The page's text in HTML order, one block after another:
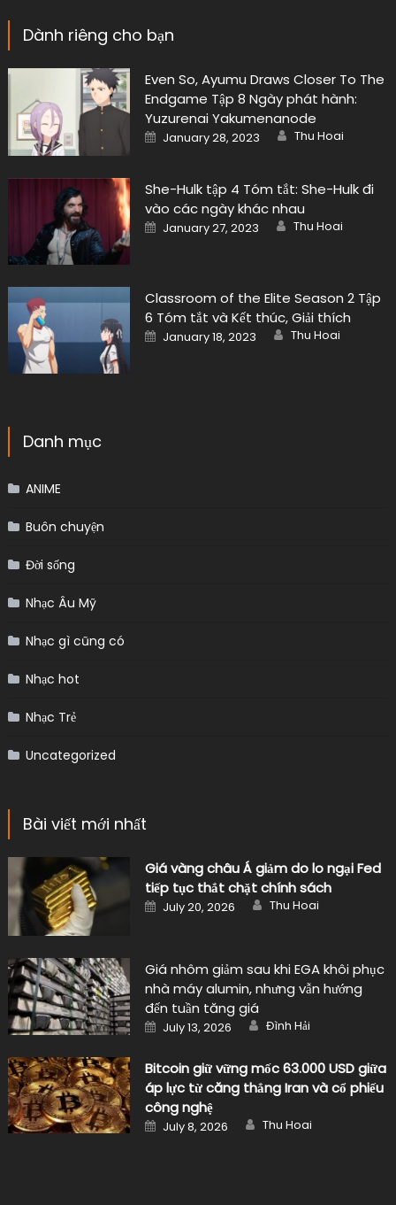
Dành riêng cho bạn
Even So, Ayumu Draws Closer To The
Endgame Tập 8 Ngày phát hành:
Yuzurenai Yakumenanode
Posted
on
January 28, 2023 Author
Thu Hoai
She-Hulk tập 4 Tóm tắt: She-Hulk đi
vào các ngày khác nhau
Posted
on
January 27, 2023 Author
Thu Hoai
Classroom of the Elite Season 2 Tập
6 Tóm tắt và Kết thúc, Giải thích
Posted
on
January 18, 2023 Author
Thu Hoai
Danh mục
ANIME
Buôn chuyện
Đời sống
Nhạc Âu Mỹ
Nhạc gì cũng có
Nhạc hot
Nhạc Trẻ
Uncategorized
Bài viết mới nhất
Giá vàng châu Á giảm do lo ngại Fed
tiếp tục thắt chặt chính sách
Posted
on
July 20, 2026 Author
Thu Hoai
Giá nhôm giảm sau khi EGA khôi phục
nhà máy alumin, nhưng vẫn hướng
đến tuần tăng giá
Posted
on
July 13, 2026 Author
Đình Hải
Bitcoin giữ vững mốc 63.000 USD giữa
áp lực từ căng thẳng Iran và cổ phiếu
công nghệ
Posted
on
July 8, 2026 Author
Thu Hoai